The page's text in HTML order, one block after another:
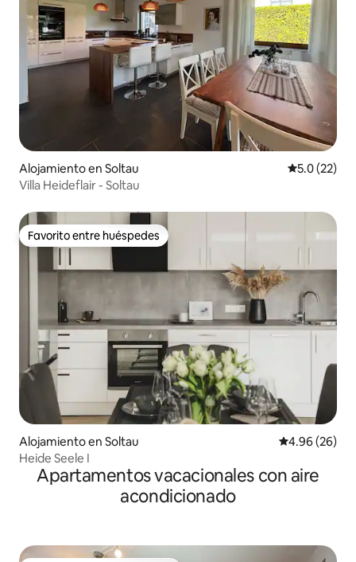
Alojamiento en Soltau Calificación
5.0 (22)
Villa Heideflair - Soltau
Favorito entre huéspedes
Favorito entre huéspedes
Alojamiento en Soltau Calificación
4.96 (26)
Heide Seele I
Apartamentos vacacionales con aire
acondicionado